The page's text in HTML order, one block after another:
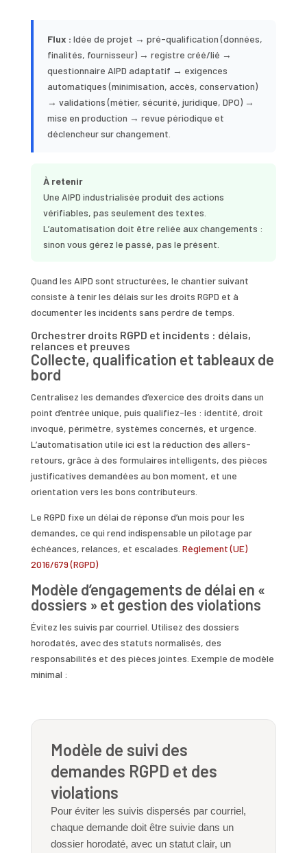
Flux : Idée de projet → pré-qualification (données,
finalités, fournisseur) → registre créé/lié →
questionnaire AIPD adaptatif → exigences
automatiques (minimisation, accès, conservation)
→ validations (métier, sécurité, juridique, DPO) →
mise en production → revue périodique et
déclencheur sur changement.
À retenir
Une AIPD industrialisée produit des actions
vérifiables, pas seulement des textes.
L’automatisation doit être reliée aux changements :
sinon vous gérez le passé, pas le présent.
Quand les AIPD sont structurées, le chantier suivant
consiste à tenir les délais sur les droits RGPD et à
documenter les incidents sans perdre de temps.
Orchestrer droits RGPD et incidents : délais,
relances et preuves
Collecte, qualification et tableaux de
bord
Centralisez les demandes d’exercice des droits dans un
point d’entrée unique, puis qualifiez-les : identité, droit
invoqué, périmètre, systèmes concernés, et urgence.
L’automatisation utile ici est la réduction des allers-
retours, grâce à des formulaires intelligents, des pièces
justificatives demandées au bon moment, et une
orientation vers les bons contributeurs.
Le RGPD fixe un délai de réponse d’un mois pour les
demandes, ce qui rend indispensable un pilotage par
échéances, relances, et escalades. Règlement (UE)
2016/679 (RGPD)
Modèle d’engagements de délai en «
dossiers » et gestion des violations
Évitez les suivis par courriel. Utilisez des dossiers
horodatés, avec des statuts normalisés, des
responsabilités et des pièces jointes. Exemple de modèle
minimal :
Modèle de suivi des
demandes RGPD et des
violations
Pour éviter les suivis dispersés par courriel,
chaque demande doit être suivie dans un
dossier horodaté, avec un statut clair, un